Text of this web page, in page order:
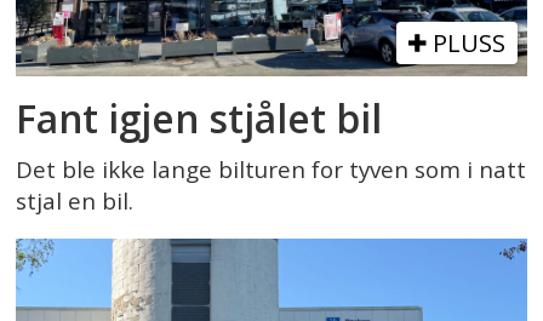
PLUSS
Fant igjen stjålet bil
Det ble ikke lange bilturen for tyven som i natt
stjal en bil.